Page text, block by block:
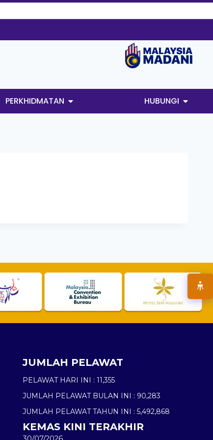
PERKHIDMATAN HUBUNGI
JUMLAH PELAWAT
PELAWAT HARI INI : 11,355
JUMLAH PELAWAT BULAN INI : 90,283
JUMLAH PELAWAT TAHUN INI : 5,492,868
KEMAS KINI TERAKHIR